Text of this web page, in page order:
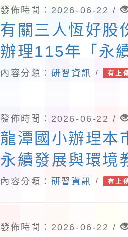
業
發佈時間：2026-06-22 /
有關三人恆好股
辦理115年「永
冊」計畫一案
內容分類： 研習資訊 / 有上
發佈時間：2026-06-22 /
龍潭國小辦理本
永續發展與環境
年度計畫「智慧
計畫」
內容分類： 研習資訊 / 有上
發佈時間：2026-06-22 /